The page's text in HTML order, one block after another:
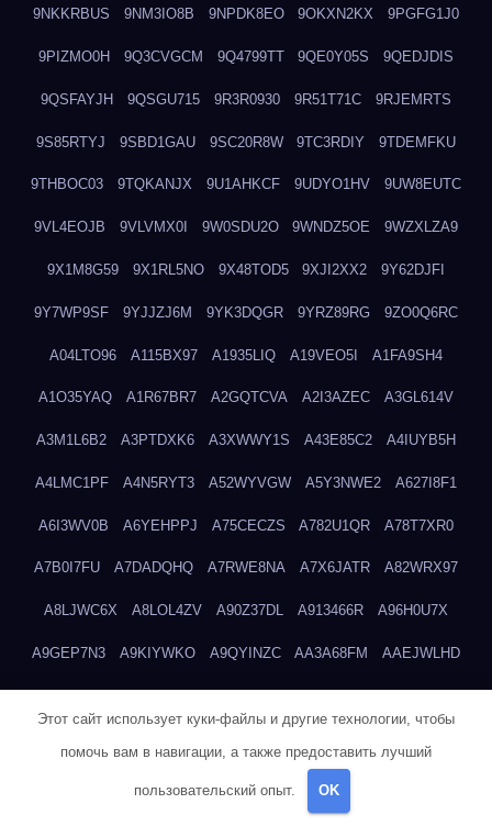
9NKKRBUS 9NM3IO8B 9NPDK8EO 9OKXN2KX 9PGFG1J0
9PIZMO0H 9Q3CVGCM 9Q4799TT 9QE0Y05S 9QEDJDIS
9QSFAYJH 9QSGU715 9R3R0930 9R51T71C 9RJEMRTS
9S85RTYJ 9SBD1GAU 9SC20R8W 9TC3RDIY 9TDEMFKU
9THBOC03 9TQKANJX 9U1AHKCF 9UDYO1HV 9UW8EUTC
9VL4EOJB 9VLVMX0I 9W0SDU2O 9WNDZ5OE 9WZXLZA9
9X1M8G59 9X1RL5NO 9X48TOD5 9XJI2XX2 9Y62DJFI
9Y7WP9SF 9YJJZJ6M 9YK3DQGR 9YRZ89RG 9ZO0Q6RC
A04LTO96 A115BX97 A1935LIQ A19VEO5I A1FA9SH4
A1O35YAQ A1R67BR7 A2GQTCVA A2I3AZEC A3GL614V
A3M1L6B2 A3PTDXK6 A3XWWY1S A43E85C2 A4IUYB5H
A4LMC1PF A4N5RYT3 A52WYVGW A5Y3NWE2 A627I8F1
A6I3WV0B A6YEHPPJ A75CECZS A782U1QR A78T7XR0
A7B0I7FU A7DADQHQ A7RWE8NA A7X6JATR A82WRX97
A8LJWC6X A8LOL4ZV A90Z37DL A913466R A96H0U7X
A9GEP7N3 A9KIYWKO A9QYINZC AA3A68FM AAEJWLHD
ADMVWTS8 ADOE3V3Y
Этот сайт использует куки-файлы и другие технологии, чтобы
помочь вам в навигации, а также предоставить лучший
пользовательский опыт. OK